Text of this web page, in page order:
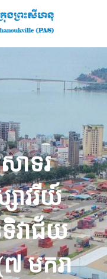
ាទរ
ាវរីយ៍
វាជ័យ
៧ មករា